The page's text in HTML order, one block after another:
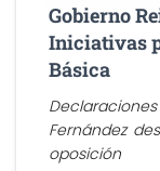
Gobierno
Iniciativas
Básica
Fernández
oposición